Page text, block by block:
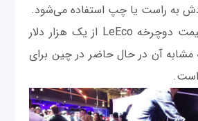
به راست یا چپ استفاده می‌شود.
انتظار می‌رود که قیمت دوچرخه LeEco از یک هزار دلار
آن در حال حاضر در چین برای